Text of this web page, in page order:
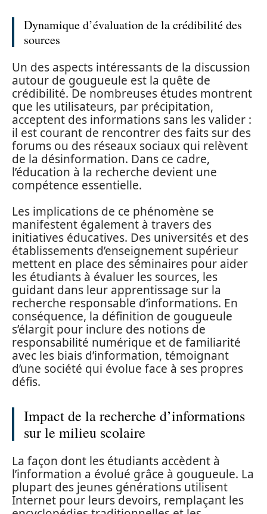
Dynamique d’évaluation de la crédibilité des
sources
Un des aspects intéressants de la discussion
autour de gougueule est la quête de
crédibilité. De nombreuses études montrent
que les utilisateurs, par précipitation,
acceptent des informations sans les valider :
il est courant de rencontrer des faits sur des
forums ou des réseaux sociaux qui relèvent
de la désinformation. Dans ce cadre,
l’éducation à la recherche devient une
compétence essentielle.
Les implications de ce phénomène se
manifestent également à travers des
initiatives éducatives. Des universités et des
établissements d’enseignement supérieur
mettent en place des séminaires pour aider
les étudiants à évaluer les sources, les
guidant dans leur apprentissage sur la
recherche responsable d’informations. En
conséquence, la définition de gougueule
s’élargit pour inclure des notions de
responsabilité numérique et de familiarité
avec les biais d’information, témoignant
d’une société qui évolue face à ses propres
défis.
Impact de la recherche d’informations
sur le milieu scolaire
La façon dont les étudiants accèdent à
l’information a évolué grâce à gougueule. La
plupart des jeunes générations utilisent
Internet pour leurs devoirs, remplaçant les